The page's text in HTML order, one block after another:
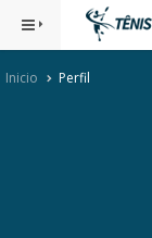
Inicio Perfil